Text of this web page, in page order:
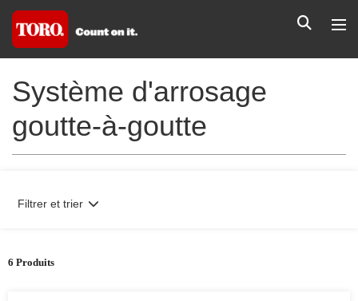
Système d'arrosage
goutte-à-goutte
6 Produits
Filtrer et trier